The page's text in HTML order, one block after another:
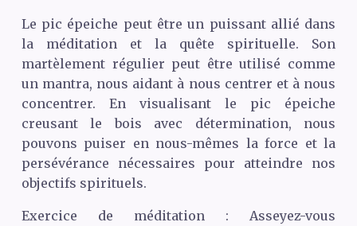
Le pic épeiche peut être un puissant allié dans
la méditation et la quête spirituelle. Son
martèlement régulier peut être utilisé comme
un mantra, nous aidant à nous centrer et à nous
concentrer. En visualisant le pic épeiche
creusant le bois avec détermination, nous
pouvons puiser en nous-mêmes la force et la
persévérance nécessaires pour atteindre nos
objectifs spirituels.
Exercice de méditation : Asseyez-vous